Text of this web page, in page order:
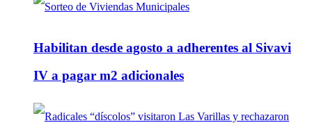
Habilitan desde agosto a adherentes al Sivavi
IV a pagar m2 adicionales